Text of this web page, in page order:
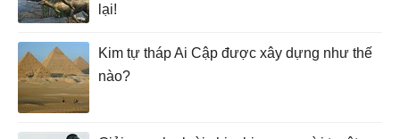
lại!
Kim tự tháp Ai Cập được xây dựng như thế
nào?